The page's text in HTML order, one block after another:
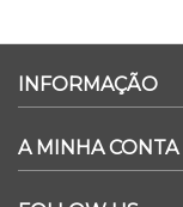
INFORMAÇÃO
A MINHA CONTA